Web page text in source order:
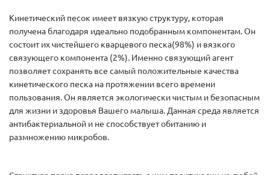
Кинетический песок имеет вязкую структуру, которая
получена благодаря идеально подобранным компонентам. Он
состоит их чистейшего кварцевого песка(98%) и вязкого
связующего компонента (2%). Именно связующий агент
позволяет сохранять все самый положительные качества
кинетического песка на протяжении всего времени
пользования. Он является экологически чистым и безопасным
для жизни и здоровья Вашего малыша. Данная среда является
антибактериальной и не способствует обитанию и
размножению микробов.